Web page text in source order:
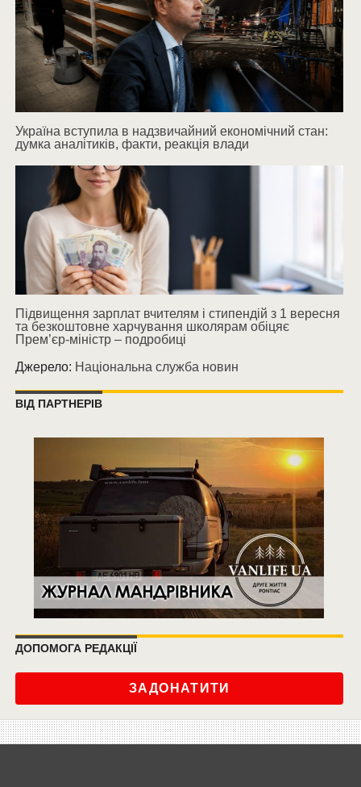
Україна вступила в надзвичайний економічний стан:
думка аналітиків, факти, реакція влади
Підвищення зарплат вчителям і стипендій з 1 вересня
та безкоштовне харчування школярам обіцяє
Прем’єр-міністр – подробиці
Джерело: Національна служба новин
ВІД ПАРТНЕРІВ
ДОПОМОГА РЕДАКЦІЇ
ЗАДОНАТИТИ